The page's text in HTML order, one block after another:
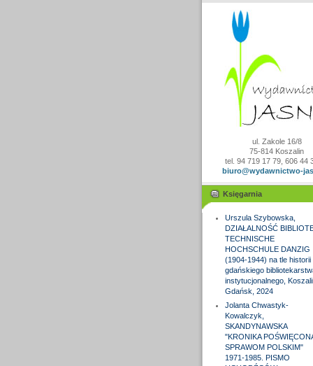
ul. Zakole 16/8
75-814 Koszalin
tel. 94 719 17 79, 606 44
biuro@wydawnictwo-
Księgarnia
Urszula Szybowska,
DZIAŁALNOŚĆ
TECHNISCHE
HOCHSCHULE DANZIG
(1904-1944) na tle historii
gdańskiego
instytucjonalnego,
Gdańsk, 2024
Jolanta Chwastyk-
Kowalczyk,
SKANDYNAWSKA
"KRONIKA
SPRAWOM POLSKIM"
1971-1985. PISMO